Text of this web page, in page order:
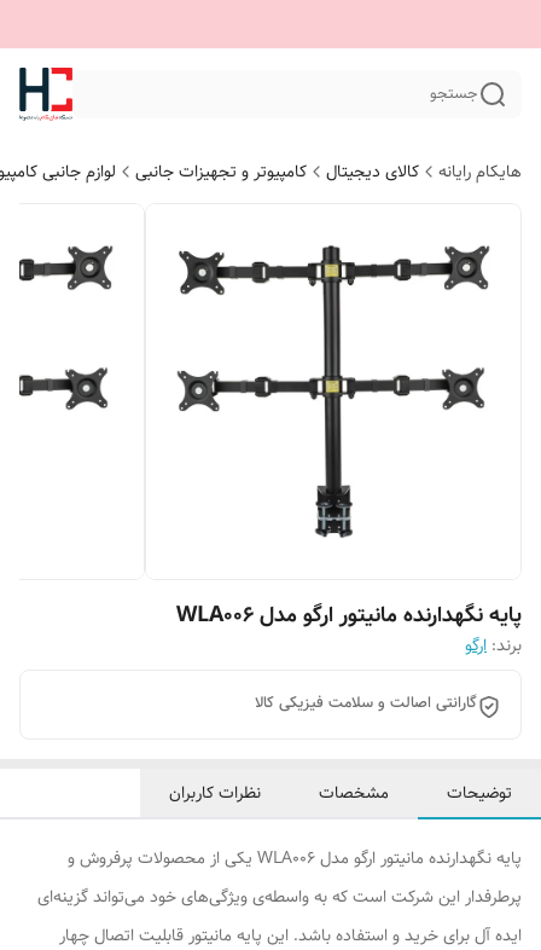
جستجو
هایکام رایانه کالای دیجیتال کامپیوتر و تجهیزات جانبی لوازم جانبی
پایه نگهدارنده مانیتور ارگو مدل WLA006
برند: ارگو
گارانتی اصالت و سلامت فیزیکی کالا
توضیحات مشخصات نظرات کاربران
پایه نگهدارنده مانیتور ارگو مدل WLA006 یکی از محصولات پرفروش و
پرطرفدار این شرکت است که به واسطه‌ی ویژگی‌های خود می‌تواند گزینه‌ای
ایده آل برای خرید و استفاده باشد. این پایه مانیتور قابلیت اتصال چهار